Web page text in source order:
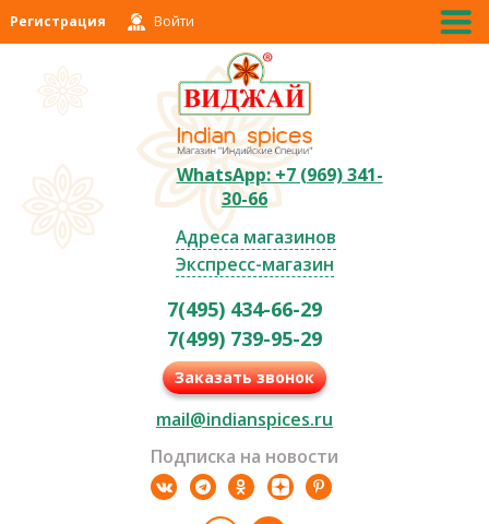
Регистрация Войти
WhatsApp: +7 (969) 341-
30-66
Адреса магазинов
Экспресс-магазин
7(495) 434-66-29
7(499) 739-95-29
Заказать звонок
mail@indianspices.ru
Подписка на новости